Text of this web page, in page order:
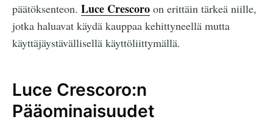
päätöksenteon. Luce Crescoro on erittäin tärkeä niille,
jotka haluavat käydä kauppaa kehittyneellä mutta
käyttäjäystävällisellä käyttöliittymällä.
Luce Crescoro:n
Pääominaisuudet